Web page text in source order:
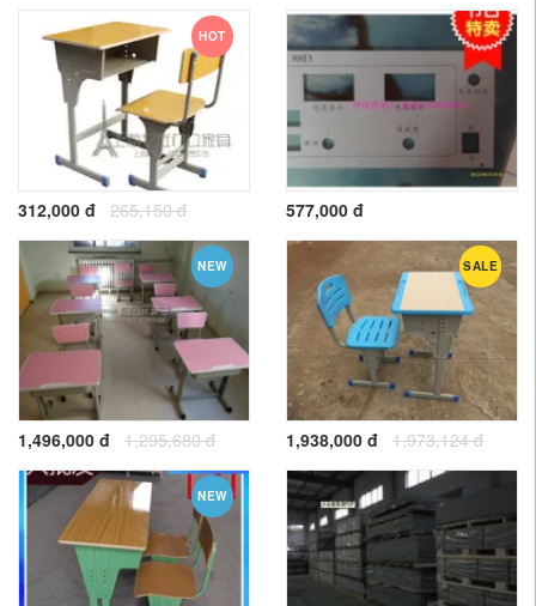
HOT
312,000 đ 265,150 đ 577,000 đ
NEW
1,496,000 đ 1,295,680 đ
HOT
SALE
1,938,000 đ 1,973,124 đ
NEW